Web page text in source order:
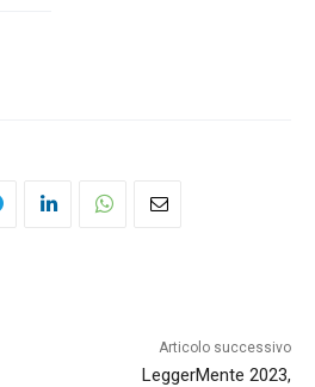
Articolo successivo
LeggerMente 2023,